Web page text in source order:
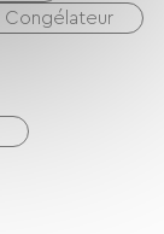
Congélateur